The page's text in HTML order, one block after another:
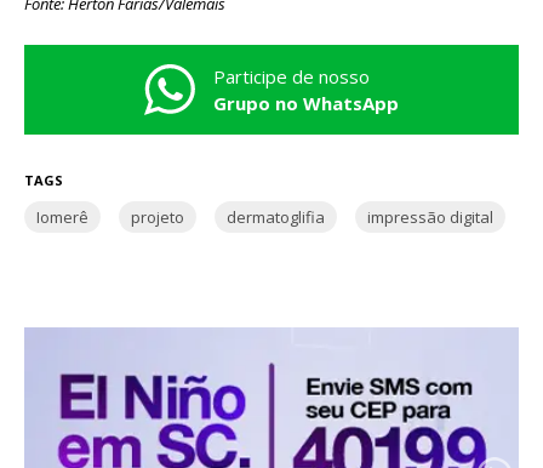
Participe de nosso
Grupo no WhatsApp
TAGS
Iomerê projeto dermatoglifia impressão digital